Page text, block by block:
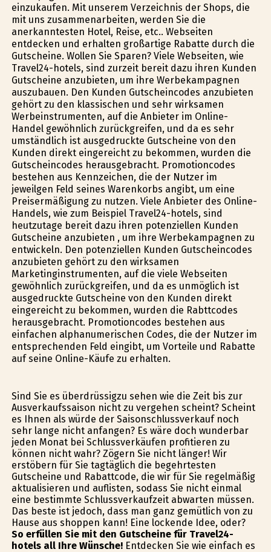
einzukaufen. Mit unserem Verzeichnis der Shops, die
mit uns zusammenarbeiten, werden Sie die
anerkanntesten Hotel, Reise, etc.. Webseiten
entdecken und erhalten großartige Rabatte durch die
Gutscheine. Wollen Sie Sparen? Viele Webseiten, wie
Travel24-hotels, sind zurzeit bereit dazu ihren Kunden
Gutscheine anzubieten, um ihre Werbekampagnen
auszubauen. Den Kunden Gutscheincodes anzubieten
gehört zu den klassischen und sehr wirksamen
Werbeinstrumenten, auf die Anbieter im Online-
Handel gewöhnlich zurückgreifen, und da es sehr
umständlich ist ausgedruckte Gutscheine von den
Kunden direkt eingereicht zu bekommen, wurden die
Gutscheincodes herausgebracht. Promotioncodes
bestehen aus Kennzeichen, die der Nutzer im
jeweilgen Feld seines Warenkorbs angibt, um eine
Preisermäßigung zu nutzen. Viele Anbieter des Online-
Handels, wie zum Beispiel Travel24-hotels, sind
heutzutage bereit dazu ihren potenziellen Kunden
Gutscheine anzubieten , um ihre Werbekampagnen zu
entwickeln. Den potenziellen Kunden Gutscheincodes
anzubieten gehört zu den wirksamen
Marketinginstrumenten, auf die viele Webseiten
gewöhnlich zurückgreifen, und da es unmöglich ist
ausgedruckte Gutscheine von den Kunden direkt
eingereicht zu bekommen, wurden die Rabttcodes
herausgebracht. Promotioncodes bestehen aus
einfachen alphanumerischen Codes, die der Nutzer im
entsprechenden Feld eingibt, um Vorteile und Rabatte
auf seine Online-Käufe zu erhalten.
Sind Sie es überdrüssigzu sehen wie die Zeit bis zur
Ausverkaufssaison nicht zu vergehen scheint? Scheint
es Ihnen als würde der Saisonschlussverkauf noch
sehr lange nicht anfangen? Es wäre doch wunderbar
jeden Monat bei Schlussverkäufen profitieren zu
können nicht wahr? Zögern Sie nicht länger! Wir
erstöbern für Sie tagtäglich die begehrtesten
Gutscheine und Rabattcode, die wir für Sie regelmäßig
aktualisieren und auflisten, sodass Sie nicht einmal
eine bestimmte Schlussverkaufzeit abwarten müssen.
Das beste ist jedoch, dass man ganz gemütlich von zu
Hause aus shoppen kann! Eine lockende Idee, oder?
So erfüllen Sie mit den Gutscheine für Travel24-
hotels all Ihre Wünsche!Entdecken Sie wie einfach es